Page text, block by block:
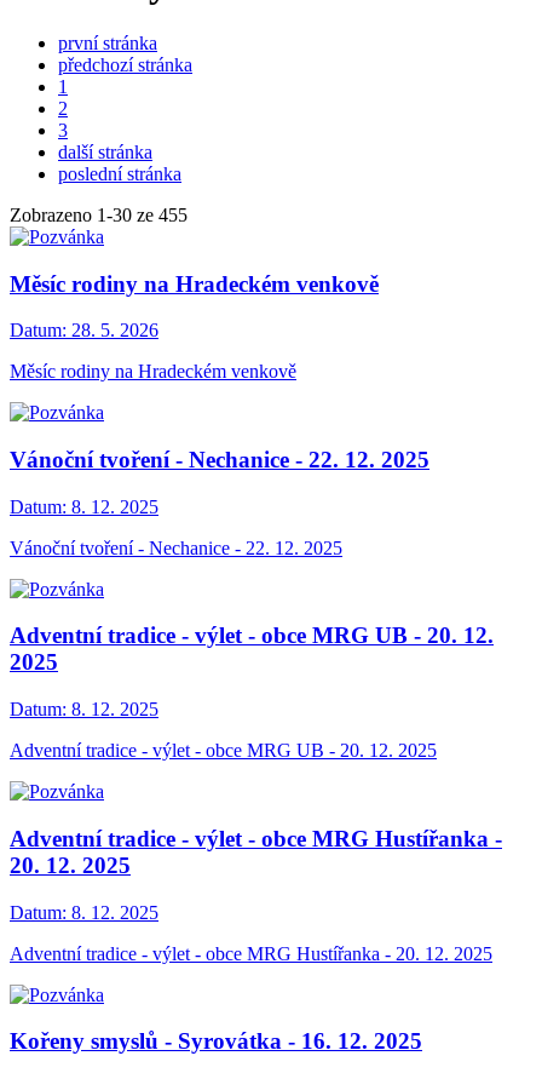
první stránka
předchozí stránka
1
2
3
další stránka
poslední stránka
Zobrazeno 1-30 ze 455
Měsíc rodiny na Hradeckém venkově
Datum: 28. 5. 2026
Měsíc rodiny na Hradeckém venkově
Vánoční tvoření - Nechanice - 22. 12. 2025
Datum: 8. 12. 2025
Vánoční tvoření - Nechanice - 22. 12. 2025
Adventní tradice - výlet - obce MRG UB - 20. 12.
2025
Datum: 8. 12. 2025
Adventní tradice - výlet - obce MRG UB - 20. 12. 2025
Adventní tradice - výlet - obce MRG Hustířanka -
20. 12. 2025
Datum: 8. 12. 2025
Adventní tradice - výlet - obce MRG Hustířanka - 20. 12. 2025
Kořeny smyslů - Syrovátka - 16. 12. 2025